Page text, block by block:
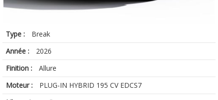
Type :
Break
Année :
2026
Finition :
Allure
Moteur :
PLUG-IN HYBRID 195 CV EDCS7